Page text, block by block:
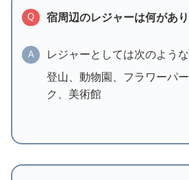
Q 宿周辺のレジャーは何があ
A
レジャーとしては次のよう
登山、動物園、フラワーパ
ク、美術館